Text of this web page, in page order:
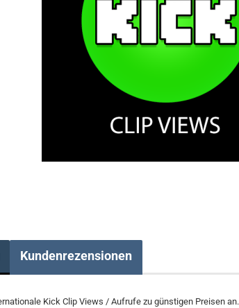
Kundenrezensionen
Kick Clip Views / Aufrufe zu günstigen Preisen